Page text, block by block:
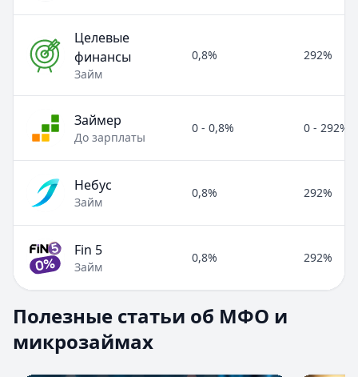
Целевые
финансы
Займ
0,8% 292%
Займер
До зарплаты
0 - 0,8% 0 - 292%
Небус
Займ
0,8% 292%
Fin 5
Займ
0,8% 292%
Раздел:МФО и микрозаймы. Всего статей: 8.
Займ под расписку
Нужны деньги срочно? Рассмотрите займ под
Полезные статьи об МФО и
микрозаймах